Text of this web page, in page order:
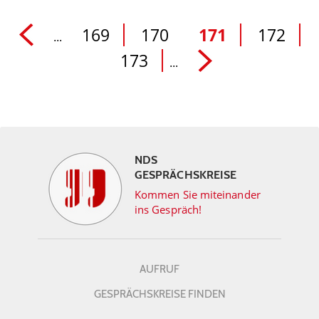
... 169 170 171
172
173
...
NDS
GESPRÄCHSKREISE
Kommen Sie miteinander
ins Gespräch!
AUFRUF
GESPRÄCHSKREISE FINDEN